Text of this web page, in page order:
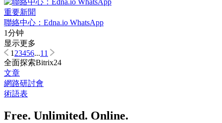
重要新聞
聯絡中心：Edna.io WhatsApp
1分钟
显示更多
123456...11
全面探索Bitrix24
文章
網路研討會
術語表
Free. Unlimited. Online.